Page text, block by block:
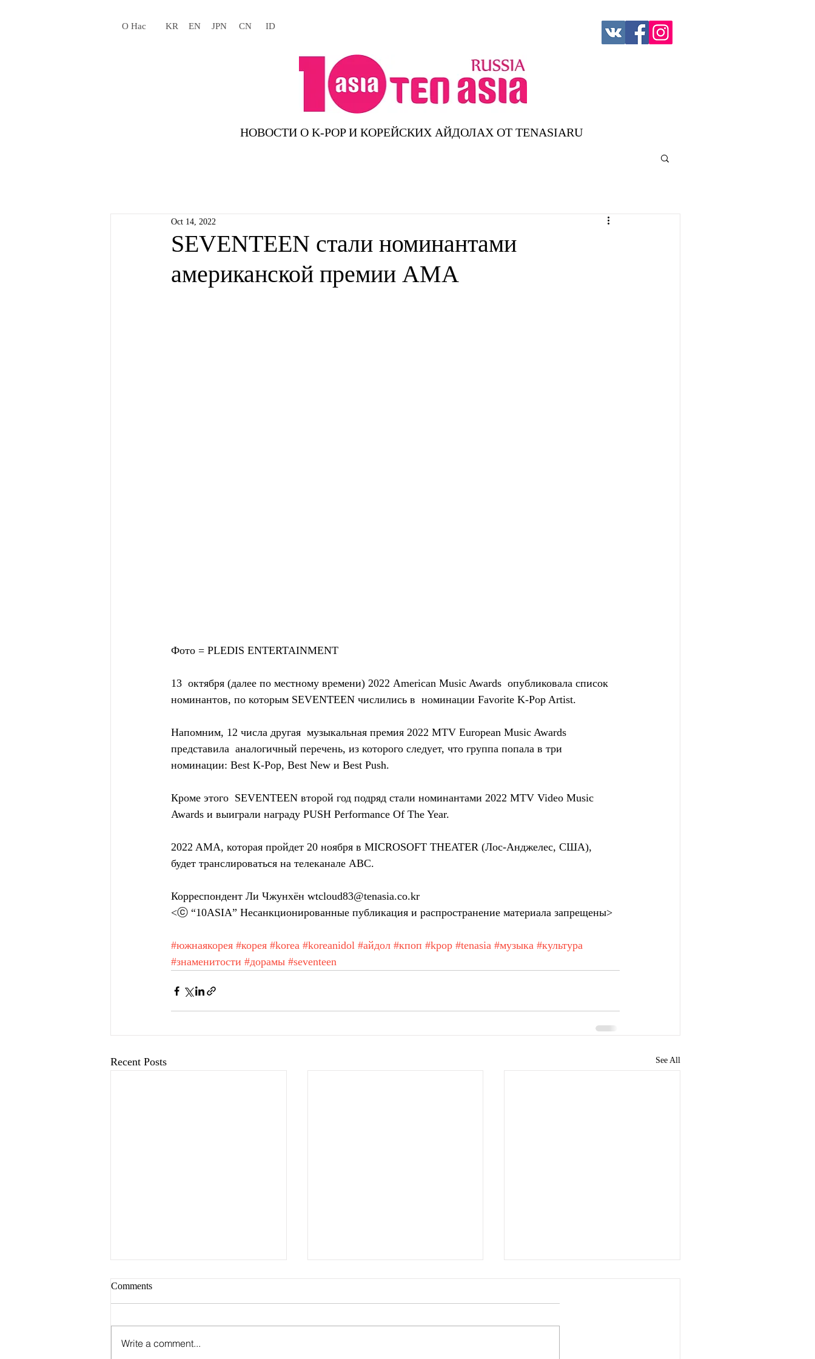
О Нас KR EN JPN CN ID
НОВОСТИ О K-POP И КОРЕЙСКИХ АЙДОЛАХ ОТ TENASIARU
SEVENTEEN стали номинантами
американской премии AMA
Oct 14, 2022
Фото = PLEDIS ENTERTAINMENT
13  октября (далее по местному времени) 2022 American Music Awards  опубликовала список
номинантов, по которым SEVENTEEN числились в  номинации Favorite K-Pop Artist.
Напомним, 12 числа другая  музыкальная премия 2022 MTV European Music Awards
представила  аналогичный перечень, из которого следует, что группа попала в три
номинации: Best K-Pop, Best New и Best Push.
Кроме этого  SEVENTEEN второй год подряд стали номинантами 2022 MTV Video Music
Awards и выиграли награду PUSH Performance Of The Year.
2022 AMA, которая пройдет 20 ноября в MICROSOFT THEATER (Лос-Анджелес, США),
будет транслироваться на телеканале ABC.
Корреспондент Ли Чжунхён wtcloud83@tenasia.co.kr
<ⓒ “10ASIA” Несанкционированные публикация и распространение материала запрещены>
#южнаякорея #корея #korea #koreanidol #айдол #кпоп #kpop #tenasia #музыка #культура
#знаменитости #дорамы #seventeen
Recent Posts See All
Comments
Write a comment...